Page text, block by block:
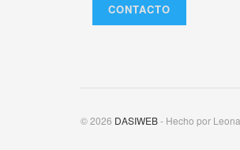
CONTACTO
© 2026 DASIWEB- Hecho por